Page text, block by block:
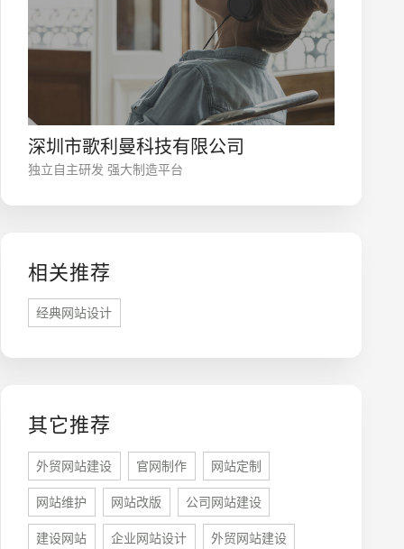
深圳市歌利曼科技有限公司
独立自主研发 强大制造平台
相关推荐
经典网站设计
其它推荐
外贸网站建设 官网制作 网站定制
网站维护 网站改版 公司网站建设
建设网站 企业网站设计 外贸网站建设
座机